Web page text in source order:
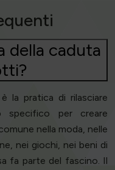
della caduta
la pratica di rilasciare
specifico per creare
nella moda, nelle
nei giochi, nei beni di
fa parte del fascino. Il